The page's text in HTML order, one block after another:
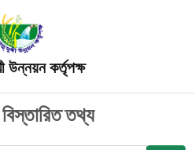
উন্নয়ন কর্তৃপক্ষ
তথ্য